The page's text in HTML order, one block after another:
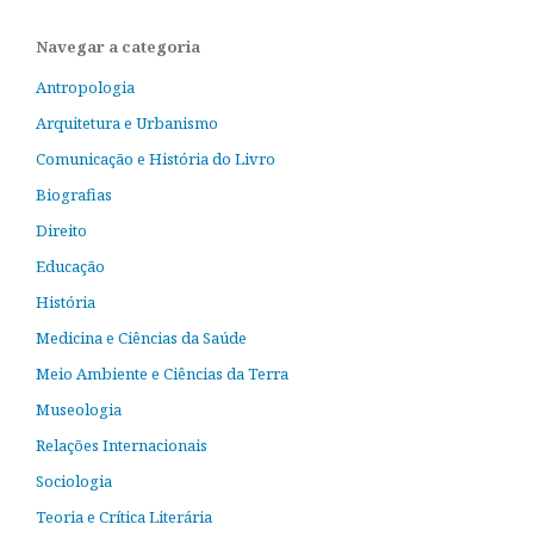
Navegar a categoria
Antropologia
Arquitetura e Urbanismo
Comunicação e História do Livro
Biografias
Direito
Educação
História
Medicina e Ciências da Saúde
Meio Ambiente e Ciências da Terra
Museologia
Relações Internacionais
Sociologia
Teoria e Crítica Literária